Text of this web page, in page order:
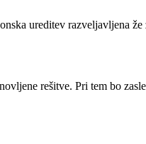
ureditev razveljavljena že
rešitve. Pri tem bo